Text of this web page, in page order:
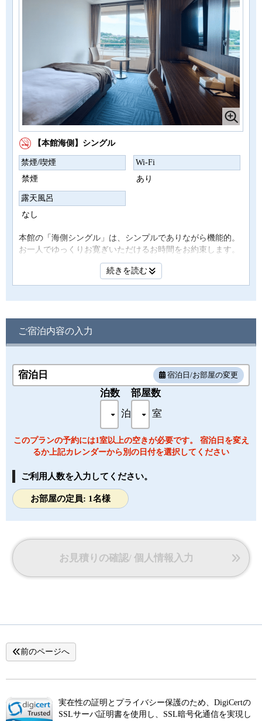
【本館海側】シングル
禁煙/喫煙
禁煙
Wi-Fi
あり
露天風呂
なし
本館の「海側シングル」は、シンプルでありながら機能的。
お一人でゆっくりお寛ぎいただけるお時間をお約束します。
シングルルームは海側です。
朝夕の美しい光景をお部屋からお楽しみ下さい。
・面積：21㎡
・定員：1名 シングルベッド（110ｃｍ×195ｃｍ）1台
・ＩＮ 15：00～ OUT ～11：00
ンス / ボディーソープ / 歯ブラシ / 髭そり
・備品・設備：ドライヤー / 液晶テレビ / 浴衣 / ポット / スリ
ッパ / 温泉洗浄トイレ / 冷蔵庫
※客室内にて多少段差がございます。客室のお湯は温泉では
ございません。予めご了承ください。
続きを読む
ご宿泊内容の入力
宿泊日 宿泊日/お部屋の変更
泊数
泊
部屋数
室
このプランの予約には1室以上の空きが必要です。 宿泊日を変え
るか上記カレンダーから別の日付を選択してください
ご利用人数を入力してください。
お部屋の定員: 1名様
お見積りの確認/ 個人情報入力
前のページへ
実在性の証明とプライバシー保護のため、DigiCertの
SSLサーバ証明書を使用し、SSL暗号化通信を実現し